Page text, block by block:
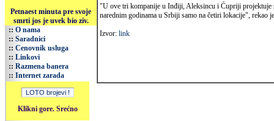
Petnaest minuta pre svoje
smrti jos je uvek bio ziv.
:: O nama
:: Saradnici
:: Cenovnik usluga
:: Linkovi
:: Razmena banera
:: Internet zarada
Klikni gore. Srećno
"U ove tri kompanije u Inđiji, Aleksincu i Ćupriji projektuje
narednim godinama u Srbiji samo na četiri lokacije", rekao
Izvor: link